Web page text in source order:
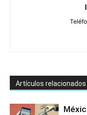
Artículos relacionados